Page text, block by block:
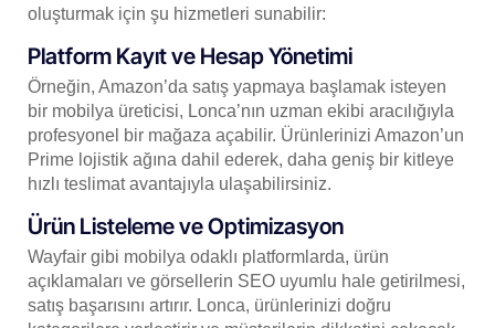
oluşturmak için şu hizmetleri sunabilir:
Platform Kayıt ve Hesap Yönetimi
Örneğin, Amazon’da satış yapmaya başlamak isteyen
bir mobilya üreticisi, Lonca’nın uzman ekibi aracılığıyla
profesyonel bir mağaza açabilir. Ürünlerinizi Amazon’un
Prime lojistik ağına dahil ederek, daha geniş bir kitleye
hızlı teslimat avantajıyla ulaşabilirsiniz.
Ürün Listeleme ve Optimizasyon
Wayfair gibi mobilya odaklı platformlarda, ürün
açıklamaları ve görsellerin SEO uyumlu hale getirilmesi,
satış başarısını artırır. Lonca, ürünlerinizi doğru